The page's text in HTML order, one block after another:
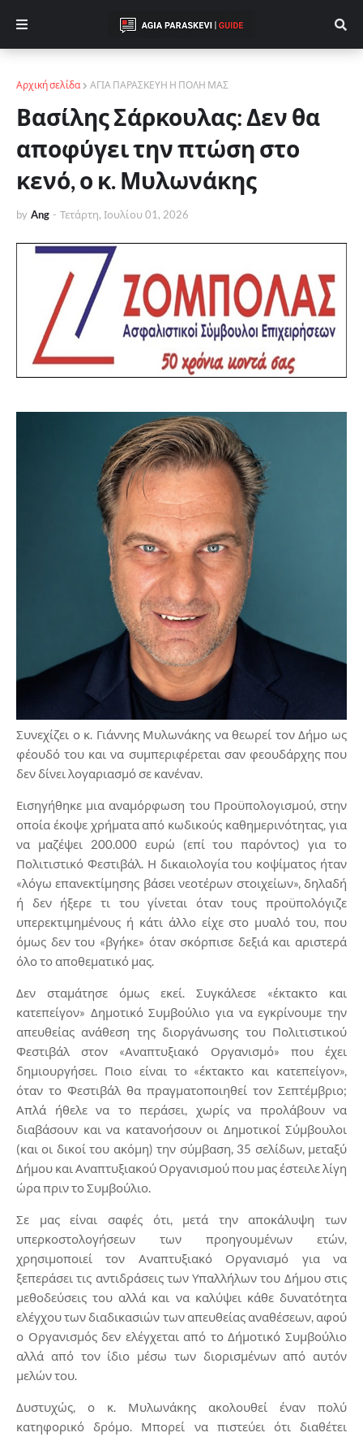
Αρχική σελίδα ΑΓΙΑ ΠΑΡΑΣΚΕΥΗ Η ΠΟΛΗ ΜΑΣ
Βασίλης Σάρκουλας: Δεν θα
αποφύγει την πτώση στο
κενό, ο κ. Μυλωνάκης
by Ang - Τετάρτη, Ιουλίου 01, 2026
Συνεχίζει ο κ. Γιάννης Μυλωνάκης να θεωρεί τον Δήμο ως
φέουδό του και να συμπεριφέρεται σαν φεουδάρχης που
δεν δίνει λογαριασμό σε κανέναν.
Εισηγήθηκε μια αναμόρφωση του Προϋπολογισμού, στην
οποία έκοψε χρήματα από κωδικούς καθημερινότητας, για
να μαζέψει 200.000 ευρώ (επί του παρόντος) για το
Πολιτιστικό Φεστιβάλ. Η δικαιολογία του κοψίματος ήταν
«λόγω επανεκτίμησης βάσει νεοτέρων στοιχείων», δηλαδή
ή δεν ήξερε τι του γίνεται όταν τους προϋπολόγιζε
υπερεκτιμημένους ή κάτι άλλο είχε στο μυαλό του, που
όμως δεν του «βγήκε» όταν σκόρπισε δεξιά και αριστερά
όλο το αποθεματικό μας.
Δεν σταμάτησε όμως εκεί. Συγκάλεσε «έκτακτο και
κατεπείγον» Δημοτικό Συμβούλιο για να εγκρίνουμε την
απευθείας ανάθεση της διοργάνωσης του Πολιτιστικού
Φεστιβάλ στον «Αναπτυξιακό Οργανισμό» που έχει
δημιουργήσει. Ποιο είναι το «έκτακτο και κατεπείγον»,
όταν το Φεστιβάλ θα πραγματοποιηθεί τον Σεπτέμβριο;
Απλά ήθελε να το περάσει, χωρίς να προλάβουν να
διαβάσουν και να κατανοήσουν οι Δημοτικοί Σύμβουλοι
(και οι δικοί του ακόμη) την σύμβαση, 35 σελίδων, μεταξύ
Δήμου και Αναπτυξιακού Οργανισμού που μας έστειλε λίγη
ώρα πριν το Συμβούλιο.
Σε μας είναι σαφές ότι, μετά την αποκάλυψη των
υπερκοστολογήσεων των προηγουμένων ετών,
χρησιμοποιεί τον Αναπτυξιακό Οργανισμό για να
ξεπεράσει τις αντιδράσεις των Υπαλλήλων του Δήμου στις
μεθοδεύσεις του αλλά και να καλύψει κάθε δυνατότητα
ελέγχου των διαδικασιών των απευθείας αναθέσεων, αφού
ο Οργανισμός δεν ελέγχεται από το Δήμοτικό Συμβούλιο
αλλά από τον ίδιο μέσω των διορισμένων από αυτόν
μελών του.
Δυστυχώς, ο κ. Μυλωνάκης ακολουθεί έναν πολύ
κατηφορικό δρόμο. Μπορεί να πιστεύει ότι διαθέτει